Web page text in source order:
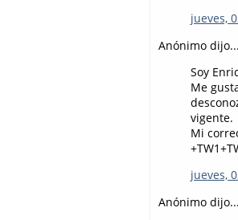
jueves,
Anónimo dijo...
Soy
Me
vigente.
Mi
jueves,
Anónimo dijo...